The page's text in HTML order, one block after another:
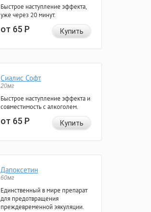
Быстрое наступление эффекта,
уже через 20 минут.
от 65Р Купить
Сиалис Софт
20мг
Быстрое наступление эффекта и
совместимость с алкоголем.
от 65Р Купить
Дапоксетин
60мг
Единственный в мире препарат
для предотвращения
преждевременной эякуляции.